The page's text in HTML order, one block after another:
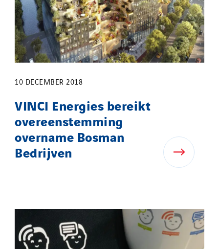
10 DECEMBER 2018
VINCI Energies bereikt
overeenstemming
overname Bosman
Bedrijven